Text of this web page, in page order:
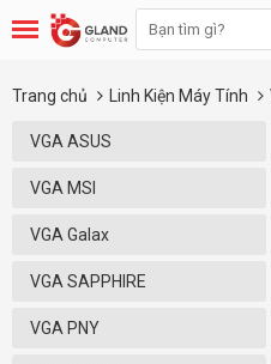
Trang chủ Linh Kiện Máy Tính
VGA ASUS
VGA MSI
VGA Galax
VGA SAPPHIRE
VGA PNY